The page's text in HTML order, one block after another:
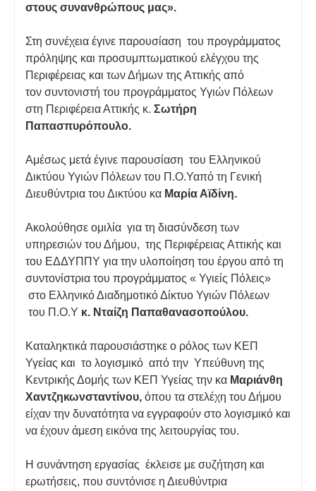
στους συνανθρώπους μας».
Στη συνέχεια έγινε παρουσίαση του προγράμματος
πρόληψης και προσυμπτωματικού ελέγχου της
Περιφέρειας και των Δήμων της Αττικής από
τον συντονιστή του προγράμματος Υγιών Πόλεων
στη Περιφέρεια Αττικής κ. Σωτήρη
Παπασπυρόπουλο.
Αμέσως μετά έγινε παρουσίαση του Ελληνικού
Δικτύου Υγιών Πόλεων του Π.Ο.Υαπό τη Γενική
Διευθύντρια του Δικτύου κα Μαρία Αϊδίνη.
Ακολούθησε ομιλία για τη διασύνδεση των
υπηρεσιών του Δήμου, της Περιφέρειας Αττικής και
του ΕΔΔΥΠΠΥ για την υλοποίηση του έργου από τη
συντονίστρια του προγράμματος « Υγιείς Πόλεις»
στο Ελληνικό Διαδημοτικό Δίκτυο Υγιών Πόλεων
του Π.Ο.Υ κ. Νταίζη Παπαθανασοπούλου.
Καταληκτικά παρουσιάστηκε ο ρόλος των ΚΕΠ
Υγείας και το λογισμικό από την Υπεύθυνη της
Κεντρικής Δομής των ΚΕΠ Υγείας την κα Μαριάνθη
Χαντζηκωνσταντίνου, όπου τα στελέχη του Δήμου
είχαν την δυνατότητα να εγγραφούν στο λογισμικό και
να έχουν άμεση εικόνα της λειτουργίας του.
Η συνάντηση εργασίας έκλεισε με συζήτηση και
ερωτήσεις, που συντόνισε η Διευθύντρια